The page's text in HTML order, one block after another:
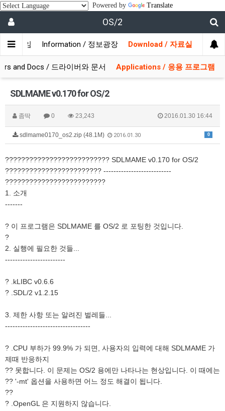
Powered by Translate
OS/2
자모임 Information / 정보광장 Download / 자료실
and Docs / 드라이버와 문서 Applications / 응용 프로그램
SDLMAME v0.170 for OS/2
좀딱 0 23,243 2016.01.30 16:44
0
sdlmame0170_os2.zip (48.1M) 2016.01.30
?????????????????????????? SDLMAME v0.170 for OS/2
???????????????????????? ---------------------------
?????????????????????????
1. 소개
-------
? 이 프로그램은 SDLMAME 를 OS/2 로 포팅한 것입니다.
?
2. 실행에 필요한 것들...
------------------------
? .kLIBC v0.6.6
? .SDL/2 v1.2.15
3. 제한 사항 또는 알려진 벌레들...
----------------------------------
? .CPU 부하가 99.9% 가 되면, 사용자의 입력에 대해 SDLMAME 가
제때 반응하지
?? 못합니다. 이 문제는 OS/2 용에만 나타나는 현상입니다. 이 때에는
?? '-mt' 옵션을 사용하면 어느 정도 해결이 됩니다.
??
? .OpenGL 은 지원하지 않습니다.